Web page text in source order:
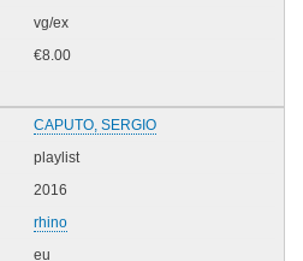
vg/ex
€8.00
CAPUTO, SERGIO
playlist
2016
rhino
eu